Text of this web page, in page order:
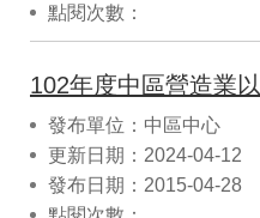
點閱次數：
發布單位：中區中心
更新日期：2024-04-12
發布日期：2015-04-28